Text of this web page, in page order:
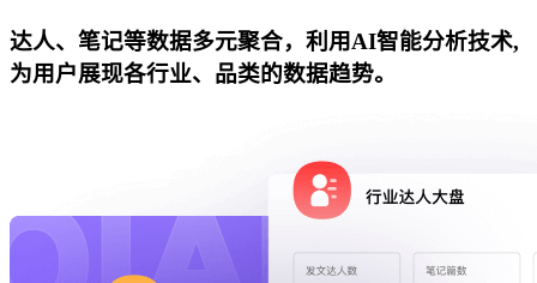
达人、笔记等数据多元聚合，利用AI智能分析技术,
为用户展现各行业、品类的数据趋势。